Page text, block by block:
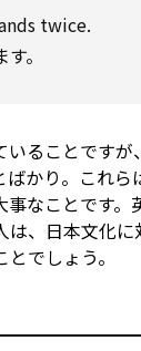
twice.
す。
いることですが
ばかり。これら
事なことです。
は、日本文化に
でしょう。